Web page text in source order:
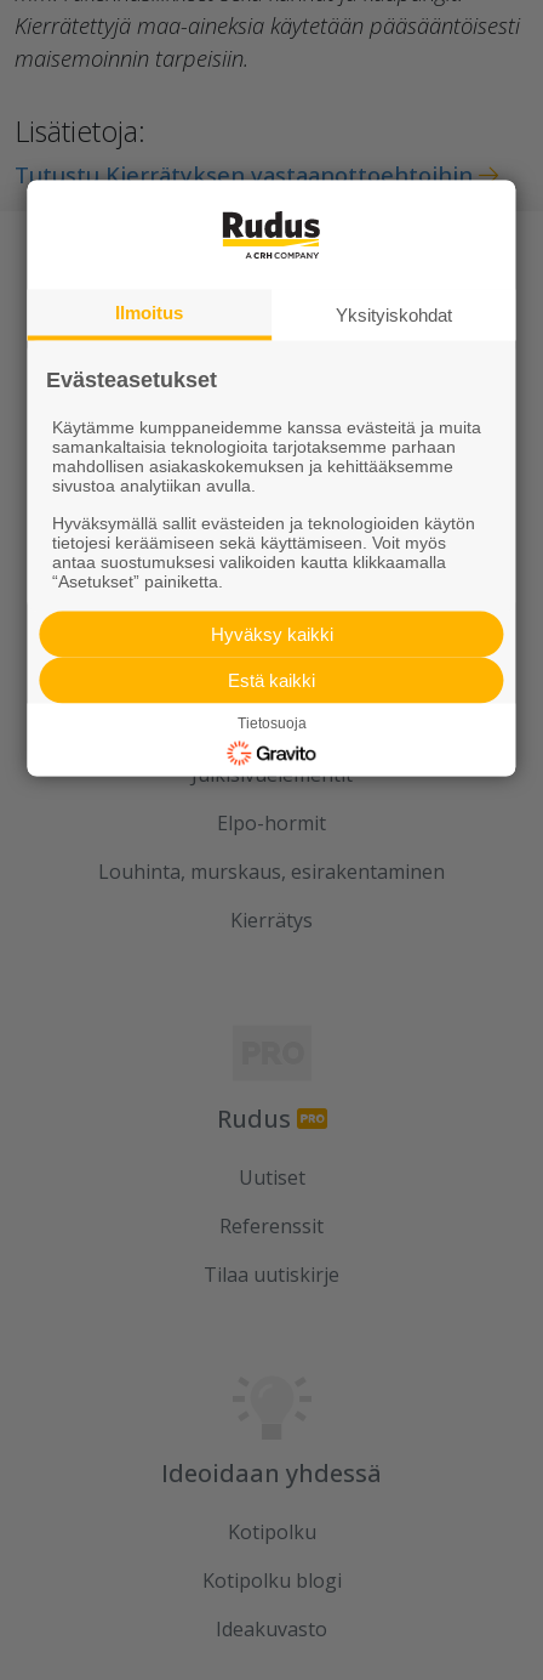
Kierrätettyjä maa-aineksia käytetään pääsääntöisesti
maisemoinnin tarpeisiin.
Lisätietoja:
Tutustu Kierrätyksen vastaanottoehtoihin
KEVEÄ tuotteet
Kiviainekset
Pihakivet ja maisematuotteet
Kaivot ja putket
Infraelementit
Porraselementit
Julkisivuelementit
Elpo-hormit
Louhinta, murskaus, esirakentaminen
Kierrätys
Rudus
Uutiset
Referenssit
Tilaa uutiskirje
Ideoidaan yhdessä
Kotipolku
Kotipolku blogi
Ideakuvasto
Ilmoitus Yksityiskohdat
Evästeasetukset
Käytämme kumppaneidemme kanssa evästeitä ja muita
samankaltaisia teknologioita tarjotaksemme parhaan
mahdollisen asiakaskokemuksen ja kehittääksemme
sivustoa analytiikan avulla.
Hyväksymällä sallit evästeiden ja teknologioiden käytön
tietojesi keräämiseen sekä käyttämiseen. Voit myös
antaa suostumuksesi valikoiden kautta klikkaamalla
“Asetukset” painiketta.
Hyväksy kaikki
Estä kaikki
Tietosuoja